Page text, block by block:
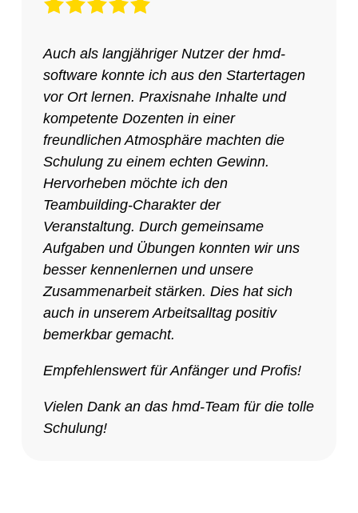
Auch als langjähriger Nutzer der hmd-
software konnte ich aus den Startertagen
vor Ort lernen. Praxisnahe Inhalte und
kompetente Dozenten in einer
freundlichen Atmosphäre machten die
Schulung zu einem echten Gewinn.
Hervorheben möchte ich den
Teambuilding-Charakter der
Veranstaltung. Durch gemeinsame
Aufgaben und Übungen konnten wir uns
besser kennenlernen und unsere
Zusammenarbeit stärken. Dies hat sich
auch in unserem Arbeitsalltag positiv
bemerkbar gemacht.
Empfehlenswert für Anfänger und Profis!
Vielen Dank an das hmd-Team für die tolle
Schulung!